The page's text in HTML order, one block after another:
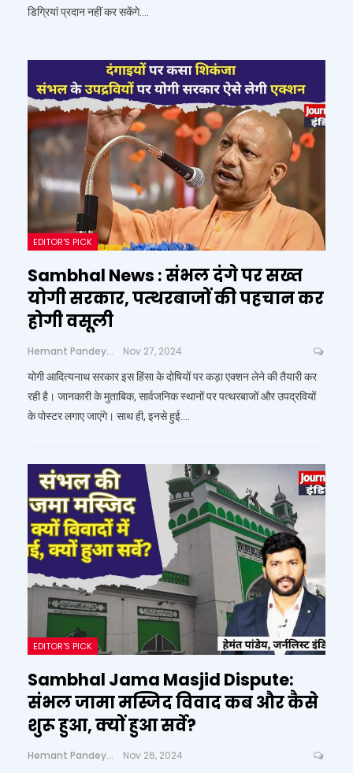
डिग्रियां प्रदान नहीं कर सकेंगे....
EDITOR'S PICK
Sambhal News : संभल दंगे पर सख्त
योगी सरकार, पत्थरबाजों की पहचान कर
होगी वसूली
Hemant Pandey Nov 27, 2024
योगी आदित्यनाथ सरकार इस हिंसा के दोषियों पर कड़ा एक्शन लेने की तैयारी कर
रही है। जानकारी के मुताबिक, सार्वजनिक स्थानों पर पत्थरबाजों और उपद्रवियों
के पोस्टर लगाए जाएंगे। साथ ही, इनसे हुई....
EDITOR'S PICK
Sambhal Jama Masjid Dispute:
संभल जामा मस्जिद विवाद कब और कैसे
शुरू हुआ, क्यों हुआ सर्वे?
Hemant Pandey Nov 26, 2024